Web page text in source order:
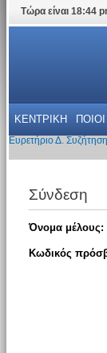
Τώρα είναι 18:44
ΚΕΝΤΡΙΚΗ
Ευρετήριο Δ.
Σύνδεση
Όνομα μέλους:
Κωδικός